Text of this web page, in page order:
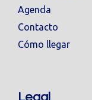
Agenda
Contacto
Cómo llegar
Legal